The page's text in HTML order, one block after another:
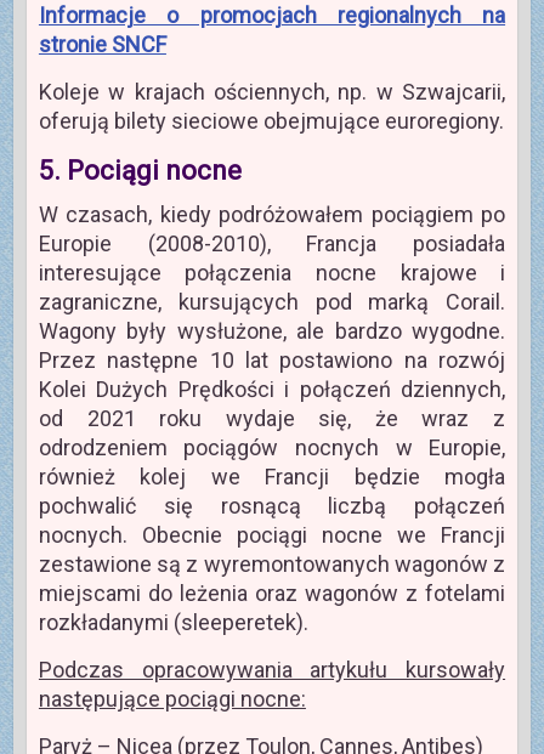
Informacje o promocjach regionalnych na
stronie SNCF
Koleje w krajach ościennych, np. w Szwajcarii,
oferują bilety sieciowe obejmujące euroregiony.
5. Pociągi nocne
W czasach, kiedy podróżowałem pociągiem po
Europie (2008-2010), Francja posiadała
interesujące połączenia nocne krajowe i
zagraniczne, kursujących pod marką Corail.
Wagony były wysłużone, ale bardzo wygodne.
Przez następne 10 lat postawiono na rozwój
Kolei Dużych Prędkości i połączeń dziennych,
od 2021 roku wydaje się, że wraz z
odrodzeniem pociągów nocnych w Europie,
również kolej we Francji będzie mogła
pochwalić się rosnącą liczbą połączeń
nocnych. Obecnie pociągi nocne we Francji
zestawione są z wyremontowanych wagonów z
miejscami do leżenia oraz wagonów z fotelami
rozkładanymi (sleeperetek).
Podczas opracowywania artykułu kursowały
następujące pociągi nocne:
Paryż – Nicea (przez Toulon, Cannes, Antibes)